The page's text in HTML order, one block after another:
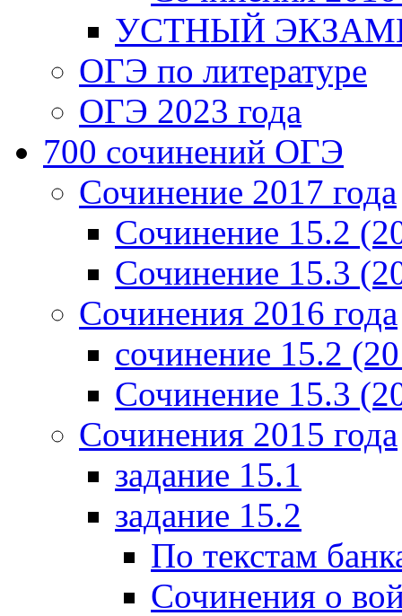
УСТНЫЙ
ОГЭ по литературе
ОГЭ 2023 года
700 cочинений ОГЭ
Сочинение 2017 года
Сочинение 15.2
Сочинение 15.3
Сочинения 2016 года
сочинение 15.2
Сочинение 15.3
Сочинения 2015 года
задание 15.1
задание 15.2
По текстам
Сочинения о